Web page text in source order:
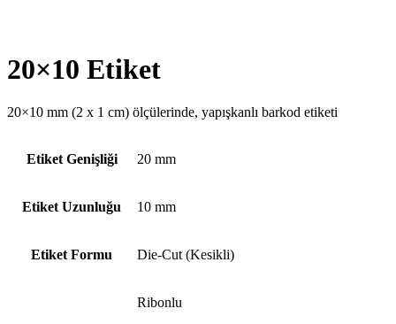
20×10 Etiket
20×10 mm (2 x 1 cm) ölçülerinde, yapışkanlı barkod etiketi
Etiket Genişliği 20 mm
Etiket Uzunluğu 10 mm
Etiket Formu Die-Cut (Kesikli)
Ribonlu